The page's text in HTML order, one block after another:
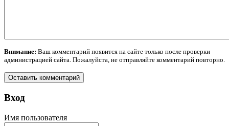
Внимание: Ваш комментарий появится на сайте только после проверки
администрацией сайта. Пожалуйста, не отправляйте комментарий повторно.
Вход
Имя пользователя